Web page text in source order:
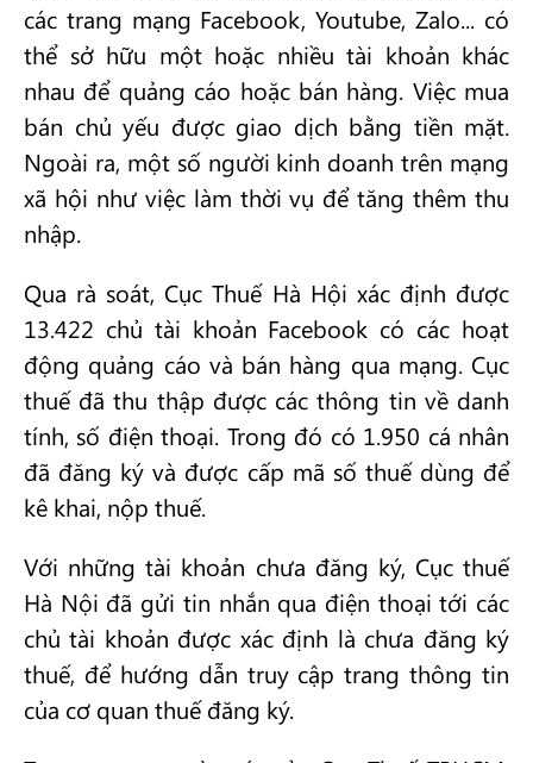
các trang mạng Facebook, Youtube, Zalo... có
thể sở hữu một hoặc nhiều tài khoản khác
nhau để quảng cáo hoặc bán hàng. Việc mua
bán chủ yếu được giao dịch bằng tiền mặt.
Ngoài ra, một số người kinh doanh trên mạng
xã hội như việc làm thời vụ để tăng thêm thu
nhập.
Qua rà soát, Cục Thuế Hà Hội xác định được
13.422 chủ tài khoản Facebook có các hoạt
động quảng cáo và bán hàng qua mạng. Cục
thuế đã thu thập được các thông tin về danh
tính, số điện thoại. Trong đó có 1.950 cá nhân
đã đăng ký và được cấp mã số thuế dùng để
kê khai, nộp thuế.
Với những tài khoản chưa đăng ký, Cục thuế
Hà Nội đã gửi tin nhắn qua điện thoại tới các
chủ tài khoản được xác định là chưa đăng ký
thuế, để hướng dẫn truy cập trang thông tin
của cơ quan thuế đăng ký.